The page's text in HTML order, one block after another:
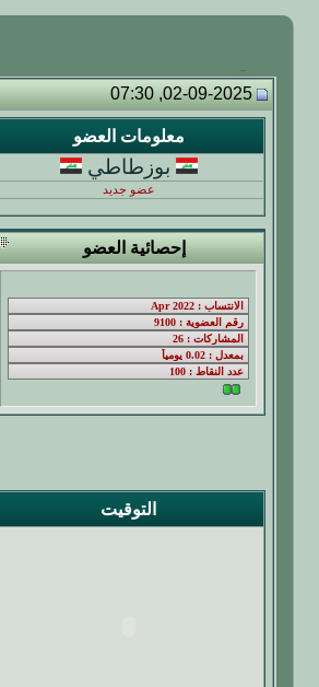
02-09-2025, 07:30
معلومات العضو
بوزطاطي
عضو جديد
إحصائية العضو
التوقيت